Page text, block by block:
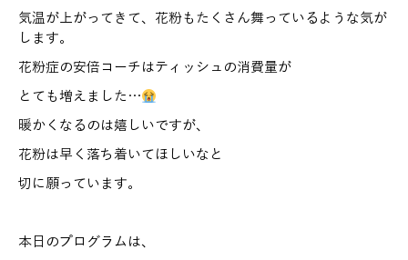
気温が上がってきて、花粉もたくさん舞っているような気が
します。
花粉症の安倍コーチはティッシュの消費量が
とても増えました…
暖かくなるのは嬉しいですが、
花粉は早く落ち着いてほしいなと
切に願っています。
本日のプログラムは、